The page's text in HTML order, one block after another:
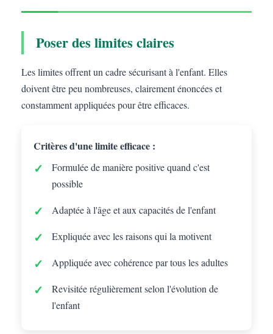
Poser des limites claires
Les limites offrent un cadre sécurisant à l'enfant. Elles
doivent être peu nombreuses, clairement énoncées et
constamment appliquées pour être efficaces.
Critères d'une limite efficace :
Formulée de manière positive quand c'est
possible
Adaptée à l'âge et aux capacités de l'enfant
Expliquée avec les raisons qui la motivent
Appliquée avec cohérence par tous les adultes
Revisitée régulièrement selon l'évolution de
l'enfant